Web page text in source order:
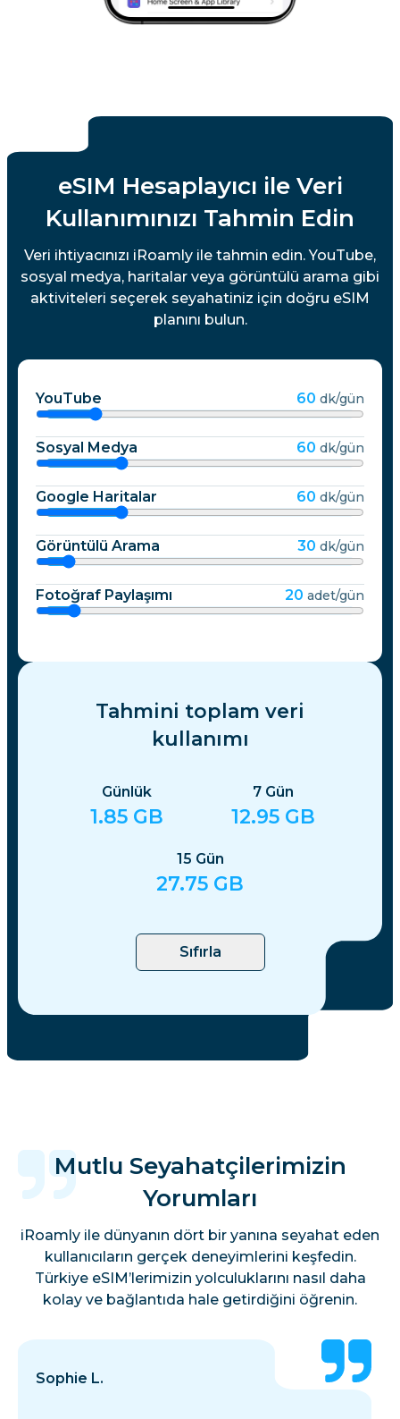
eSIM Hesaplayıcı ile Veri
Kullanımınızı Tahmin Edin
Veri ihtiyacınızı iRoamly ile tahmin edin. YouTube,
sosyal medya, haritalar veya görüntülü arama gibi
aktiviteleri seçerek seyahatiniz için doğru eSIM
planını bulun.
YouTube 60 dk/gün
Sosyal Medya 60 dk/gün
Google Haritalar 60 dk/gün
Görüntülü Arama 30 dk/gün
Fotoğraf Paylaşımı 20 adet/gün
Tahmini toplam veri
kullanımı
Günlük
1.85 GB
7 Gün
12.95 GB
15 Gün
27.75 GB
Sıfırla
Mutlu Seyahatçilerimizin
Yorumları
iRoamly ile dünyanın dört bir yanına seyahat eden
kullanıcıların gerçek deneyimlerini keşfedin.
Türkiye eSIM’lerimizin yolculuklarını nasıl daha
kolay ve bağlantıda hale getirdiğini öğrenin.
Sophie L.